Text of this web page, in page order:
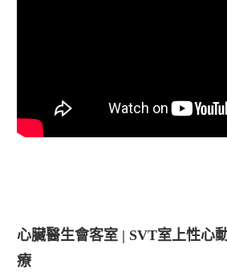
心臟醫生會客室 | SVT室上性心
療